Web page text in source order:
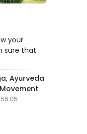
your
sure that
Ayurveda